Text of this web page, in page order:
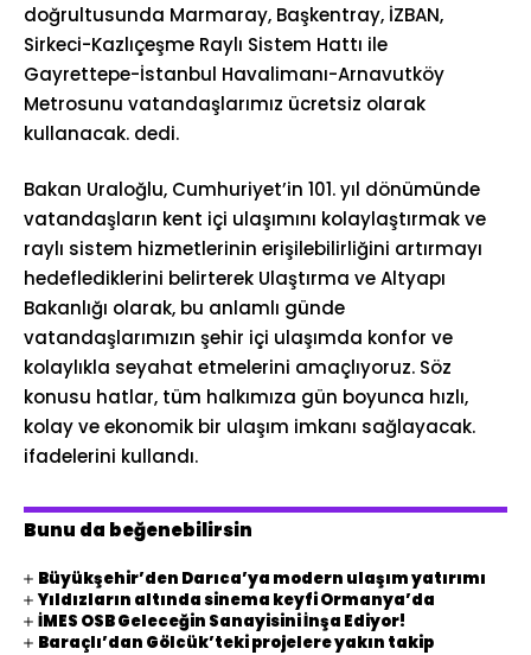
doğrultusunda Marmaray, Başkentray, İZBAN,
Sirkeci-Kazlıçeşme Raylı Sistem Hattı ile
Gayrettepe-İstanbul Havalimanı-Arnavutköy
Metrosunu vatandaşlarımız ücretsiz olarak
kullanacak. dedi.
Bakan Uraloğlu, Cumhuriyet’in 101. yıl dönümünde
vatandaşların kent içi ulaşımını kolaylaştırmak ve
raylı sistem hizmetlerinin erişilebilirliğini artırmayı
hedeflediklerini belirterek Ulaştırma ve Altyapı
Bakanlığı olarak, bu anlamlı günde
vatandaşlarımızın şehir içi ulaşımda konfor ve
kolaylıkla seyahat etmelerini amaçlıyoruz. Söz
konusu hatlar, tüm halkımıza gün boyunca hızlı,
kolay ve ekonomik bir ulaşım imkanı sağlayacak.
ifadelerini kullandı.
Bunu da beğenebilirsin
Büyükşehir’den Darıca’ya modern ulaşım yatırımı
Yıldızların altında sinema keyfi Ormanya’da
İMES OSB Geleceğin Sanayisini İnşa Ediyor!
Baraçlı’dan Gölcük’teki projelere yakın takip